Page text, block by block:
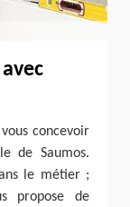
concevoir
de Saumos.
le métier ;
propose de